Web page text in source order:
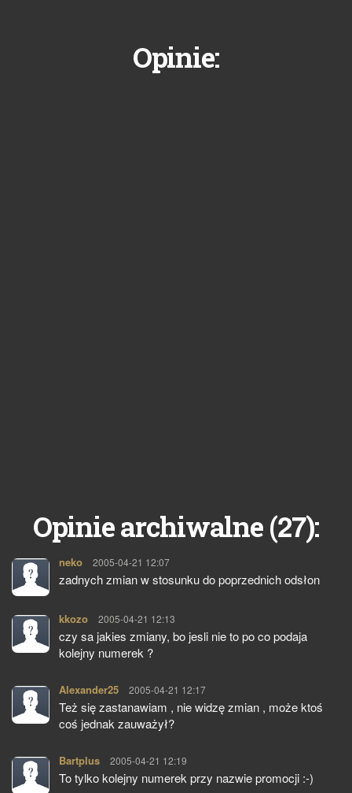
Opinie:
Opinie archiwalne (27):
neko pisze:
2005-04-21 12:07
zadnych zmian w stosunku do poprzednich odsłon
kkozo pisze:
2005-04-21 12:13
czy sa jakies zmiany, bo jesli nie to po co podaja
kolejny numerek ?
Alexander25 pisze:
2005-04-21 12:17
Też się zastanawiam , nie widzę zmian , może ktoś
coś jednak zauważył?
Bartplus pisze:
2005-04-21 12:19
To tylko kolejny numerek przy nazwie promocji :-)